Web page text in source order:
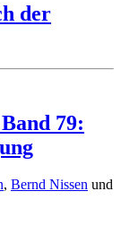
der
79:
, Bernd Nissen und